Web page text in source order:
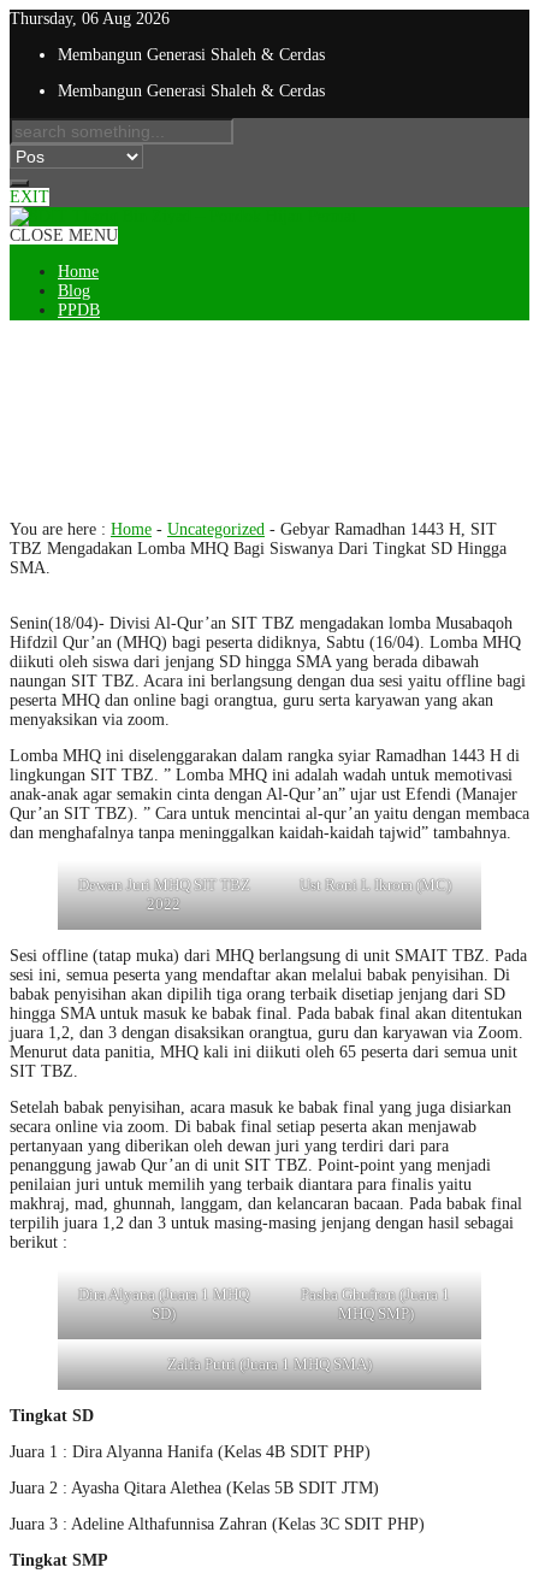
Thursday, 06 Aug 2026
Membangun Generasi Shaleh & Cerdas
Membangun Generasi Shaleh & Cerdas
EXIT
CLOSE MENU
Home
Blog
PPDB
You are here : Home - Uncategorized - Gebyar Ramadhan 1443 H, SIT
TBZ Mengadakan Lomba MHQ Bagi Siswanya Dari Tingkat SD Hingga
SMA.
Senin(18/04)- Divisi Al-Qur’an SIT TBZ mengadakan lomba Musabaqoh
Hifdzil Qur’an (MHQ) bagi peserta didiknya, Sabtu (16/04). Lomba MHQ
diikuti oleh siswa dari jenjang SD hingga SMA yang berada dibawah
naungan SIT TBZ. Acara ini berlangsung dengan dua sesi yaitu offline bagi
peserta MHQ dan online bagi orangtua, guru serta karyawan yang akan
menyaksikan via zoom.
Lomba MHQ ini diselenggarakan dalam rangka syiar Ramadhan 1443 H di
lingkungan SIT TBZ. ” Lomba MHQ ini adalah wadah untuk memotivasi
anak-anak agar semakin cinta dengan Al-Qur’an” ujar ust Efendi (Manajer
Qur’an SIT TBZ). ” Cara untuk mencintai al-qur’an yaitu dengan membaca
dan menghafalnya tanpa meninggalkan kaidah-kaidah tajwid” tambahnya.
Dewan Juri MHQ SIT TBZ
2022
Ust Roni L Ikrom (MC)
Sesi offline (tatap muka) dari MHQ berlangsung di unit SMAIT TBZ. Pada
sesi ini, semua peserta yang mendaftar akan melalui babak penyisihan. Di
babak penyisihan akan dipilih tiga orang terbaik disetiap jenjang dari SD
hingga SMA untuk masuk ke babak final. Pada babak final akan ditentukan
juara 1,2, dan 3 dengan disaksikan orangtua, guru dan karyawan via Zoom.
Menurut data panitia, MHQ kali ini diikuti oleh 65 peserta dari semua unit
SIT TBZ.
Setelah babak penyisihan, acara masuk ke babak final yang juga disiarkan
secara online via zoom. Di babak final setiap peserta akan menjawab
pertanyaan yang diberikan oleh dewan juri yang terdiri dari para
penanggung jawab Qur’an di unit SIT TBZ. Point-point yang menjadi
penilaian juri untuk memilih yang terbaik diantara para finalis yaitu
makhraj, mad, ghunnah, langgam, dan kelancaran bacaan. Pada babak final
terpilih juara 1,2 dan 3 untuk masing-masing jenjang dengan hasil sebagai
berikut :
Dira Alyana (Juara 1 MHQ
SD)
Pasha Ghufron (Juara 1
MHQ SMP)
Zalfa Putri (Juara 1 MHQ SMA)
Tingkat SD
Juara 1 : Dira Alyanna Hanifa (Kelas 4B SDIT PHP)
Juara 2 : Ayasha Qitara Alethea (Kelas 5B SDIT JTM)
Juara 3 : Adeline Althafunnisa Zahran (Kelas 3C SDIT PHP)
Tingkat SMP